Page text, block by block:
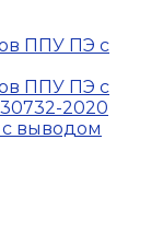
ППУ ПЭ с
ППУ ПЭ с
2020
выводом